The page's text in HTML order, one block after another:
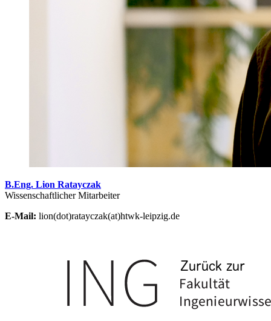
B.Eng. Lion Ratayczak
Wissenschaftlicher Mitarbeiter
E-Mail: lion(dot)ratayczak(at)htwk-leipzig.de